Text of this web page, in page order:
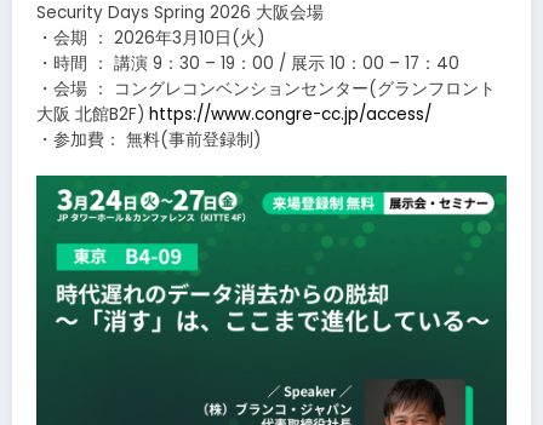
Security Days Spring 2026 大阪会場
・会期 ： 2026年3月10日(火)
・時間 ： 講演 9：30 – 19：00 / 展示 10：00 – 17：40
・会場 ： コングレコンベンションセンター(グランフロント
大阪 北館B2F) https://www.congre-cc.jp/access/
・参加費： 無料(事前登録制)